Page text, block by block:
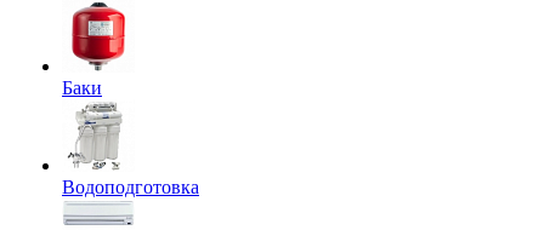
Баки
Водоподготовка